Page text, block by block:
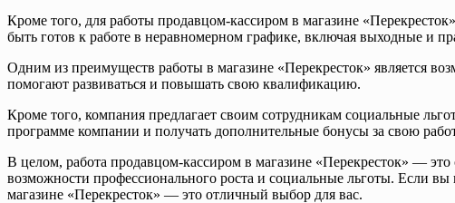
Кроме того, для работы продавцом-кассиром в магазине
быть готов к работе в неравномерном графике, включая выходные и
Одним из преимуществ работы в магазине «Перекресток» является
помогают развиваться и повышать свою квалификацию.
Кроме того, компания предлагает своим сотрудникам социальные
программе компании и получать дополнительные бонусы за свою
В целом, работа продавцом-кассиром в магазине «Перекресток» —
возможности профессионального роста и социальные льготы. Если вы
магазине «Перекресток» — это отличный выбор для вас.